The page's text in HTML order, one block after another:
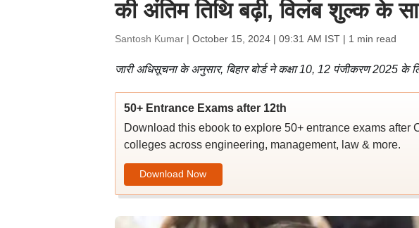
की अंतिम तिथि बढ़ी, विलंब शुल्क के
Santosh Kumar | October 15, 2024 | 09:31 AM IST| 1 min read
जारी अधिसूचना के अनुसार, बिहार बोर्ड ने कक्षा 10, 12 पंजीकरण 2025
50+ Entrance Exams after 12th
Download this ebook to explore 50+ entrance exams after
colleges across engineering, management, law & more.
Download Now